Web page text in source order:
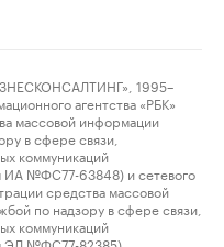
1995–
агентства «РБК»
массовой информации
в сфере связи,
коммуникаций
ИА №ФС77-63848) и сетевого
средства массовой
по надзору в сфере связи,
коммуникаций